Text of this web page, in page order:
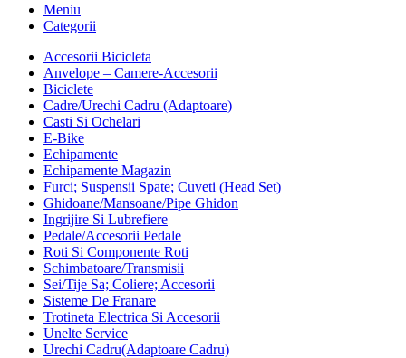
Meniu
Categorii
Accesorii Bicicleta
Anvelope – Camere-Accesorii
Biciclete
Cadre/Urechi Cadru (Adaptoare)
Casti Si Ochelari
E-Bike
Echipamente
Echipamente Magazin
Furci; Suspensii Spate; Cuveti (Head Set)
Ghidoane/Mansoane/Pipe Ghidon
Ingrijire Si Lubrefiere
Pedale/Accesorii Pedale
Roti Si Componente Roti
Schimbatoare/Transmisii
Sei/Tije Sa; Coliere; Accesorii
Sisteme De Franare
Trotineta Electrica Si Accesorii
Unelte Service
Urechi Cadru(Adaptoare Cadru)